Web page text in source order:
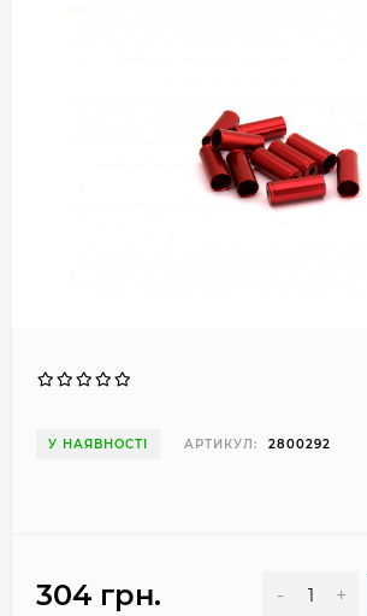
У НАЯВНОСТІ АРТИКУЛ: 2800292
304 грн. - +